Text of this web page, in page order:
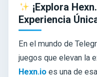
¡Explora
Experiencia
En el mundo de
juegos que elevan la
Hexn.io es una de